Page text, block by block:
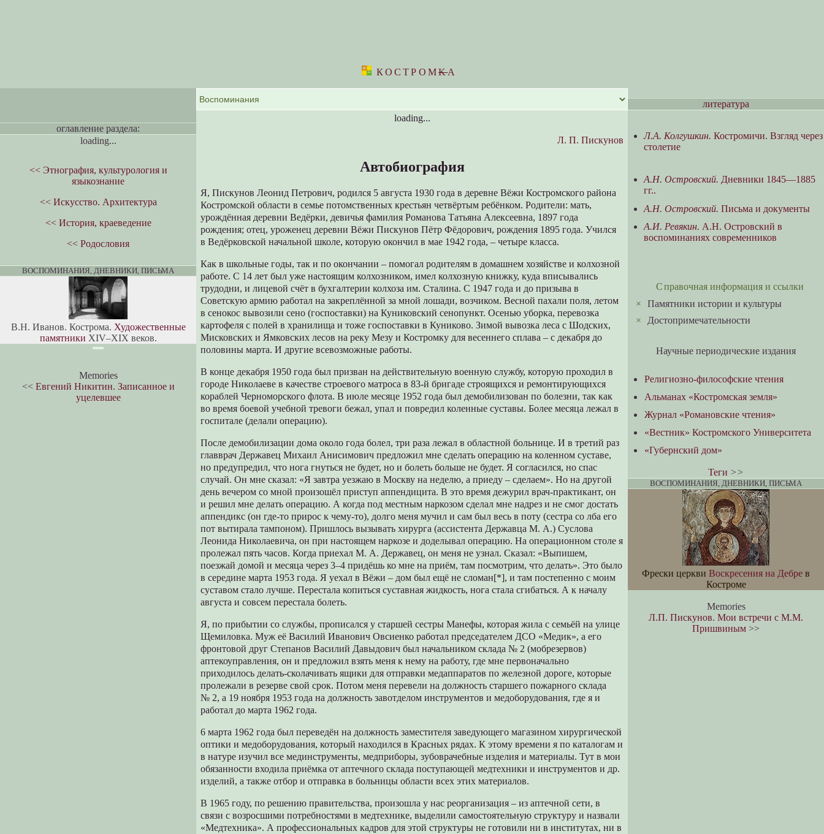
КОСТРОМKА
loading...
Л. П. Пискунов
Автобиография
Я, Пискунов Леонид Петрович, родился 5 августа 1930 года в деревне Вёжи Костромского района
Костромской области в семье потомственных крестьян четвёртым ребёнком. Родители: мать,
урождённая деревни Ведёрки, девичья фамилия Романова Татьяна Алексеевна, 1897 года
рождения; отец, уроженец деревни Вёжи Пискунов Пётр Фёдорович, рождения 1895 года. Учился
в Ведёрковской начальной школе, которую окончил в мае 1942 года, – четыре класса.
Как в школьные годы, так и по окончании – помогал родителям в домашнем хозяйстве и колхозной
работе. С 14 лет был уже настоящим колхозником, имел колхозную книжку, куда вписывались
трудодни, и лицевой счёт в бухгалтерии колхоза им. Сталина. С 1947 года и до призыва в
Советскую армию работал на закреплённой за мной лошади, возчиком. Весной пахали поля, летом
в сенокос вывозили сено (госпоставки) на Куниковский сенопункт. Осенью уборка, перевозка
картофеля с полей в хранилища и тоже госпоставки в Куниково. Зимой вывозка леса с Шодских,
Мисковских и Ямковских лесов на реку Мезу и Костромку для весеннего сплава – с декабря до
половины марта. И другие всевозможные работы.
В конце декабря 1950 года был призван на действительную военную службу, которую проходил в
городе Николаеве в качестве строевого матроса в 83-й бригаде строящихся и ремонтирующихся
кораблей Черноморского флота. В июле месяце 1952 года был демобилизован по болезни, так как
во время боевой учебной тревоги бежал, упал и повредил коленные суставы. Более месяца лежал в
госпитале (делали операцию).
После демобилизации дома около года болел, три раза лежал в областной больнице. И в третий раз
главврач Державец Михаил Анисимович предложил мне сделать операцию на коленном суставе,
но предупредил, что нога гнуться не будет, но и болеть больше не будет. Я согласился, но спас
случай. Он мне сказал: «Я завтра уезжаю в Москву на неделю, а приеду – сделаем». Но на другой
день вечером со мной произошёл приступ аппендицита. В это время дежурил врач-практикант, он
и решил мне делать операцию. А когда под местным наркозом сделал мне надрез и не смог достать
аппендикс (он где-то прирос к чему-то), долго меня мучил и сам был весь в поту (сестра со лба его
пот вытирала тампоном). Пришлось вызывать хирурга (ассистента Державца М. А.) Суслова
Леонида Николаевича, он при настоящем наркозе и доделывал операцию. На операционном столе я
пролежал пять часов. Когда приехал М. А. Державец, он меня не узнал. Сказал: «Выпишем,
поезжай домой и месяца через 3–4 придёшь ко мне на приём, там посмотрим, что делать». Это было
в середине марта 1953 года. Я уехал в Вёжи – дом был ещё не сломан[*], и там постепенно с моим
суставом стало лучше. Перестала копиться суставная жидкость, нога стала сгибаться. А к началу
августа и совсем перестала болеть.
Я, по прибытии со службы, прописался у старшей сестры Манефы, которая жила с семьёй на улице
Щемиловка. Муж её Василий Иванович Овсиенко работал председателем ДСО «Медик», а его
фронтовой друг Степанов Василий Давыдович был начальником склада № 2 (мобрезервов)
аптекоуправления, он и предложил взять меня к нему на работу, где мне первоначально
приходилось делать-сколачивать ящики для отправки медаппаратов по железной дороге, которые
пролежали в резерве свой срок. Потом меня перевели на должность старшего пожарного склада
№ 2, а 19 ноября 1953 года на должность завотделом инструментов и медоборудования, где я и
работал до марта 1962 года.
6 марта 1962 года был переведён на должность заместителя заведующего магазином хирургической
оптики и медоборудования, который находился в Красных рядах. К этому времени я по каталогам и
в натуре изучил все мединструменты, медприборы, зубоврачебные изделия и материалы. Тут в мои
обязанности входила приёмка от аптечного склада поступающей медтехники и инструментов и др.
изделий, а также отбор и отправка в больницы области всех этих материалов.
В 1965 году, по решению правительства, произошла у нас реорганизация – из аптечной сети, в
связи с возросшими потребностями в медтехнике, выделили самостоятельную структуру и назвали
«Медтехника». А профессиональных кадров для этой структуры не готовили ни в институтах, ни в
оглавление раздела:
loading...
<< Этнография, культурология и
языкознание
<< Искусство. Архитектура
<< История, краеведение
<< Родословия
ВОСПОМИНАНИЯ, ДНЕВНИКИ, ПИСЬМА
В.Н. Иванов. Кострома. Художественные
памятники XIV–XIX веков.
Memories
<< Евгений Никитин. Записанное и
уцелевшее
литература
Л.А. Колгушкин. Костромичи. Взгляд через
столетие
А.Н. Островский. Дневники 1845—1885
гг..
А.Н. Островский. Письма и документы
A.И. Ревякин. А.Н. Островский в
воспоминаниях современников
Справочная информация и ссылки
×Памятники истории и культуры
Достопримечательности
Научные периодические издания
Религиозно-философские чтения
Альманах «Костромская земля»
Журнал «Романовские чтения»
«Вестник» Костромского Университета
«Губернский дом»
Теги >>
ВОСПОМИНАНИЯ, ДНЕВНИКИ, ПИСЬМА
Фрески церкви Воскресения на Дебре в
Костроме
Memories
Л.П. Пискунов. Мои встречи с М.М.
Пришвиным >>